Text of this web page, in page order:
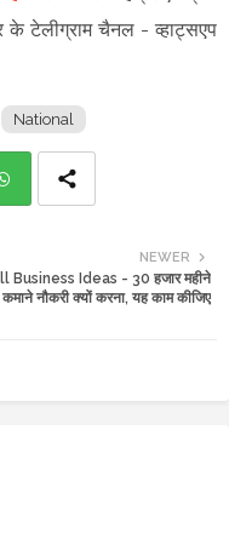
के टेलीग्राम चैनल - व्हाट्सएप
National
NEWER
Business Ideas - 30 हजार महीने
कमाने नौकरी क्यों करना, यह काम कीजिए